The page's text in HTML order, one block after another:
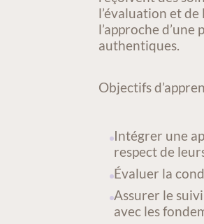
l’évaluation et
l’approche
authentiques.
Objectifs
Intégrer une
respect de
Évaluer la
Assurer le
avec les